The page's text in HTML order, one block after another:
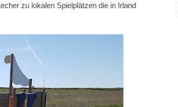
zu lokalen Spielplätzen die in Irland